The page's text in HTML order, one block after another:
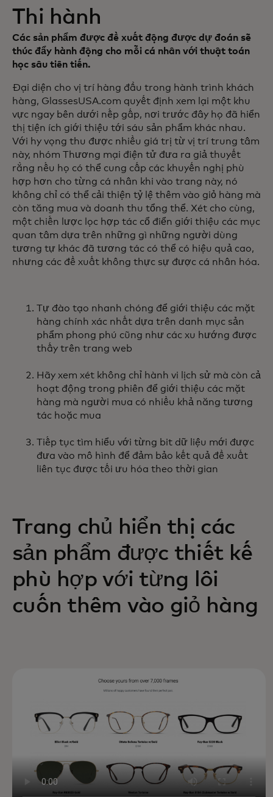
Thi hành
Các sản phẩm được đề xuất động được dự đoán sẽ
thúc đẩy hành động cho mỗi cá nhân với thuật toán
học sâu tiên tiến.
Đại diện cho vị trí hàng đầu trong hành trình khách
hàng, GlassesUSA.com quyết định xem lại một khu
vực ngay bên dưới nếp gấp, nơi trước đây họ đã hiển
thị tiện ích giới thiệu tới sáu sản phẩm khác nhau.
Với hy vọng thu được nhiều giá trị từ vị trí trung tâm
này, nhóm Thương mại điện tử đưa ra giả thuyết
rằng nếu họ có thể cung cấp các khuyến nghị phù
hợp hơn cho từng cá nhân khi vào trang này, nó
không chỉ có thể cải thiện tỷ lệ thêm vào giỏ hàng mà
còn tăng mua và doanh thu tổng thể. Xét cho cùng,
một chiến lược lọc hợp tác cổ điển giới thiệu các mục
quan tâm dựa trên những gì những người dùng
tương tự khác đã tương tác có thể có hiệu quả cao,
nhưng các đề xuất không thực sự được cá nhân hóa.
Tự đào tạo nhanh chóng để giới thiệu các mặt
hàng chính xác nhất dựa trên danh mục sản
phẩm phong phú cũng như các xu hướng được
thấy trên trang web
Hãy xem xét không chỉ hành vi lịch sử mà còn cả
hoạt động trong phiên để giới thiệu các mặt
hàng mà người mua có nhiều khả năng tương
tác hoặc mua
Tiếp tục tìm hiểu với từng bit dữ liệu mới được
đưa vào mô hình để đảm bảo kết quả đề xuất
liên tục được tối ưu hóa theo thời gian
Trang chủ hiển thị các
sản phẩm được thiết kế
phù hợp với từng lôi
cuốn thêm vào giỏ hàng